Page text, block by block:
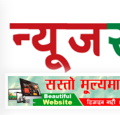
Online News Portal